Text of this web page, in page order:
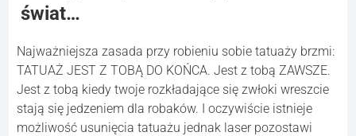
świat…
Najważniejsza zasada przy robieniu sobie tatuaży brzmi:
TATUAŻ JEST Z TOBĄ DO KOŃCA. Jest z tobą ZAWSZE.
Jest z tobą kiedy twoje rozkładające się zwłoki wreszcie
stają się jedzeniem dla robaków. I oczywiście istnieje
możliwość usunięcia tatuażu jednak laser pozostawi